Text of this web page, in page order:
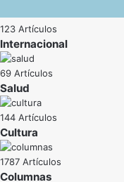
123 Artículos
Internacional
69 Artículos
Salud
144 Artículos
Cultura
1787 Artículos